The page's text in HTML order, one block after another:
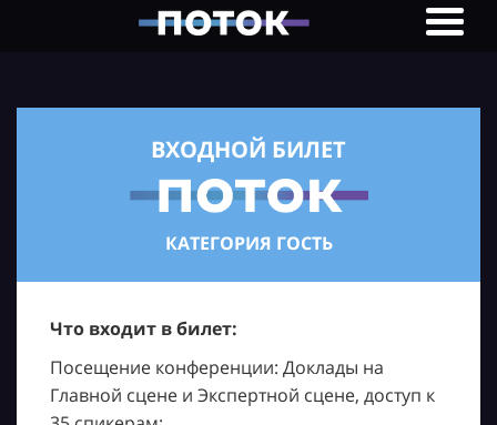
ВХОДНОЙ БИЛЕТ
КАТЕГОРИЯ ГОСТЬ
Что входит в билет:
Посещение конференции: Доклады на
Главной сцене и Экспертной сцене, доступ к